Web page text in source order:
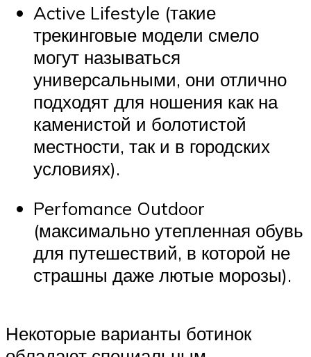
Active Lifestyle (такие
трекинговые модели смело
могут называться
универсальными, они отлично
подходят для ношения как на
каменистой и болотистой
местности, так и в городских
условиях).
Perfomance Outdoor
(максимально утепленная обувь
для путешествий, в которой не
страшны даже лютые морозы).
Некоторые варианты ботинок